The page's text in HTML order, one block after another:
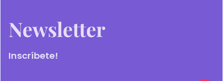
Newsletter
Inscríbete!